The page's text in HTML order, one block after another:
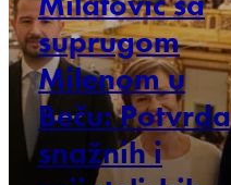
suprugom
Milenom u
Beču: Potvrda
snažnih i